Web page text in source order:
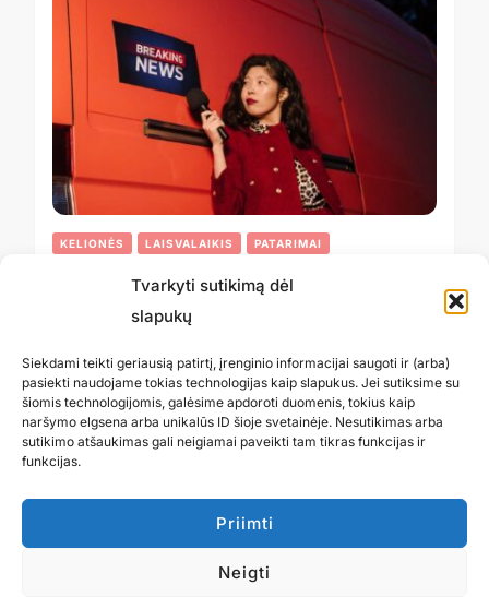
Tvarkyti sutikimą dėl
slapukų
Siekdami teikti geriausią patirtį, įrenginio informacijai saugoti ir (arba)
pasiekti naudojame tokias technologijas kaip slapukus. Jei sutiksime su
šiomis technologijomis, galėsime apdoroti duomenis, tokius kaip
naršymo elgsena arba unikalūs ID šioje svetainėje. Nesutikimas arba
sutikimo atšaukimas gali neigiamai paveikti tam tikras funkcijas ir
funkcijas.
Priimti
Neigti
KELIONĖS LAISVALAIKIS PATARIMAI
Kaip keliautojai sužino pasaulio
naujienas greičiau nei namie: 7
patikimi šaltiniai ir įpročiai
23 RUGSĖJO, 2025